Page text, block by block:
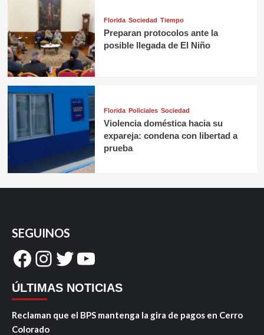
Florida Sociedad Tiempo
Preparan protocolos ante la
posible llegada de El Niño
Florida Policiales Sociedad
Violencia doméstica hacia su
expareja: condena con libertad a
prueba
SEGUINOS
Facebook
Instagram
Twitter
YouTube
ÚLTIMAS NOTICIAS
Reclaman que el BPS mantenga la gira de pagos en Cerro
Colorado